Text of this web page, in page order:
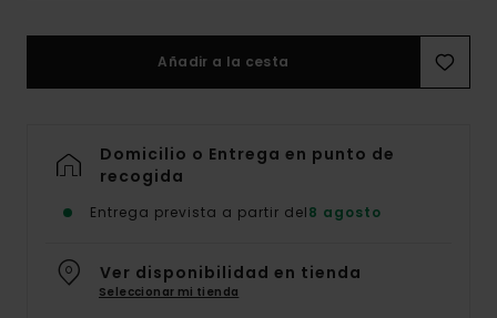
Añadir a la cesta
Domicilio o Entrega en punto de
recogida
Entrega prevista a partir del8 agosto
Ver disponibilidad en tienda
Seleccionar mi tienda